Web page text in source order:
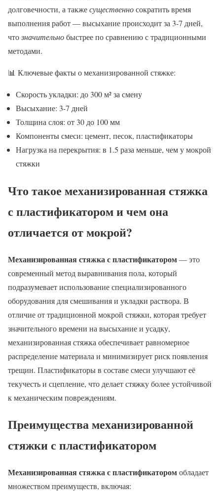
долговечности, а такжесущественносократить время
выполнения работ — высыхание происходит за 3-7 дней,
чтозначительнобыстрее по сравнению с традиционными
методами.
📊 Ключевые факты о механизированной стяжке:
Скорость укладки: до 300 м² за смену
Высыхание: 3-7 дней
Толщина слоя: от 30 до 100 мм
Компоненты смеси: цемент, песок, пластификаторы
Нагрузка на перекрытия: в 1.5 раза меньше, чем у мокрой
стяжки
Что такое механизированная стяжка
с пластификатором и чем она
отличается от мокрой?
Механизированная стяжка с пластификатором— это
современный метод выравнивания пола, который
подразумевает использование специализированного
оборудования для смешивания и укладки раствора. В
отличие от традиционной мокрой стяжки, которая требует
значительного времени на высыхание и усадку,
механизированная стяжка обеспечивает равномерное
распределение материала и минимизирует риск появления
трещин. Пластификаторы в составе смеси улучшают её
текучесть и сцепление, что делает стяжку более устойчивой
к механическим повреждениям.
Преимущества механизированной
стяжки с пластификатором
Механизированная стяжка с пластификаторомобладает
множеством преимуществ, включая: